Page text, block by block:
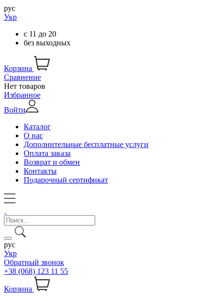
рус
Укр
с 11 до 20
без выходных
Корзина
Сравнение
Нет товаров
Избранное
Войти
Каталог
О нас
Дополнительные бесплатные услуги
Оплата заказа
Возврат и обмен
Контакты
Подарочный сертификат
рус
Укр
Обратный звонок
+38 (068) 123 11 55
Корзина